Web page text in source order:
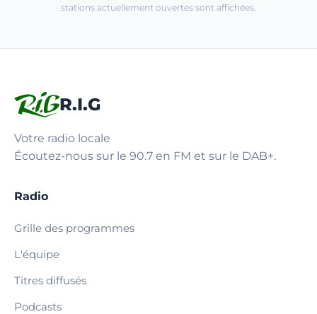
stations actuellement ouvertes sont affichées.
R.I.G
Votre radio locale
Écoutez-nous sur le 90.7 en FM et sur le DAB+.
Radio
Grille des programmes
L'équipe
Titres diffusés
Podcasts